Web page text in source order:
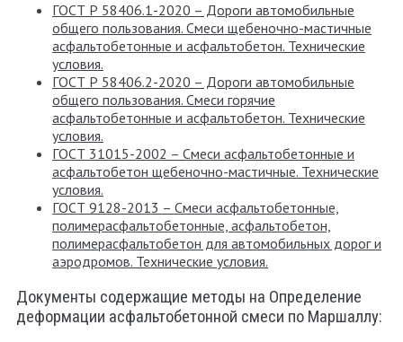
ГОСТ Р 58406.1-2020 – Дороги автомобильные
общего пользования. Смеси щебеночно-мастичные
асфальтобетонные и асфальтобетон. Технические
условия.
ГОСТ Р 58406.2-2020 – Дороги автомобильные
общего пользования. Смеси горячие
асфальтобетонные и асфальтобетон. Технические
условия.
ГОСТ 31015-2002 – Смеси асфальтобетонные и
асфальтобетон щебеночно-мастичные. Технические
условия.
ГОСТ 9128-2013 – Смеси асфальтобетонные,
полимерасфальтобетонные, асфальтобетон,
полимерасфальтобетон для автомобильных дорог и
аэродромов. Технические условия.
Документы содержащие методы на Определение
деформации асфальтобетонной смеси по Маршаллу: